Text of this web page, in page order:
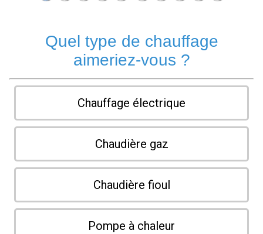
Quel type de chauffage
aimeriez-vous ?
Chauffage électrique
Chaudière gaz
Chaudière fioul
Pompe à chaleur